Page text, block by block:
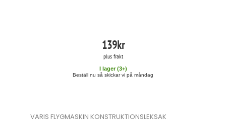
139kr
plus frakt
I lager (3+)
Beställ nu så skickar vi på måndag
VARIS FLYGMASKIN KONSTRUKTIONSLEKSAK